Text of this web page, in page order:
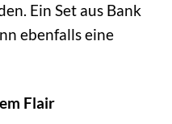
Ein Set aus Bank
ebenfalls eine
Flair